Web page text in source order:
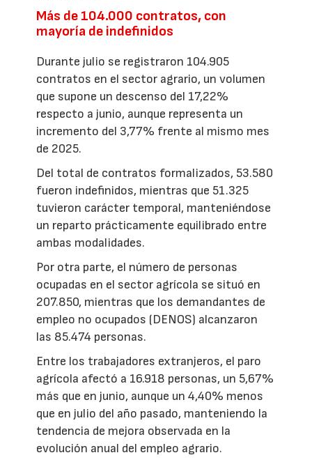
Más de 104.000 contratos, con
mayoría de indefinidos
Durante julio se registraron 104.905
contratos en el sector agrario, un volumen
que supone un descenso del 17,22%
respecto a junio, aunque representa un
incremento del 3,77% frente al mismo mes
de 2025.
Del total de contratos formalizados, 53.580
fueron indefinidos, mientras que 51.325
tuvieron carácter temporal, manteniéndose
un reparto prácticamente equilibrado entre
ambas modalidades.
Por otra parte, el número de personas
ocupadas en el sector agrícola se situó en
207.850, mientras que los demandantes de
empleo no ocupados (DENOS) alcanzaron
las 85.474 personas.
Entre los trabajadores extranjeros, el paro
agrícola afectó a 16.918 personas, un 5,67%
más que en junio, aunque un 4,40% menos
que en julio del año pasado, manteniendo la
tendencia de mejora observada en la
evolución anual del empleo agrario.